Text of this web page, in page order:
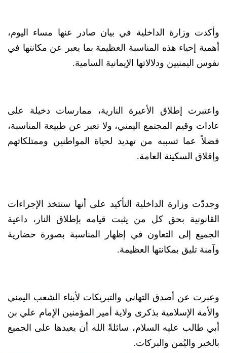
وأكدت وزارة الداخلية في بيان صادر عنها مساء اليوم،
أهمية إحياء هذه المناسبة العظيمة بما يعبر عن مكانتها في
نفوس اليمنيين ودلالاتها الإيمانية السامية.
واعتبرت إطلاق الأعيرة النارية، ممارسات دخيلة على
عادات وقيم المجتمع اليمني، ولا تعبر عن طبيعة المناسبة،
فضلاً عما تسببه من تهديد لحياة المواطنين وممتلكاتهم
وإقلاق السكينة العامة.
وجددّت وزارة الداخلية التأكيد على أنها ستتخذ الإجراءات
القانونية بحق كل من يثبت قيامه بإطلاق النار، داعية
الجميع إلى التعاون في إظهار المناسبة بصورة حضارية
وآمنة تليق بمكانتها العظيمة.
وعبرت عن أصدق التهاني والتبريكات لأبناء الشعب اليمني
والأمة الإسلامية بذكرى ولاية أمير المؤمنين الإمام علي بن
أبي طالب عليه السلام، سائلةً الله أن يعيدها على الجميع
بالخير واليُمن والبركات.